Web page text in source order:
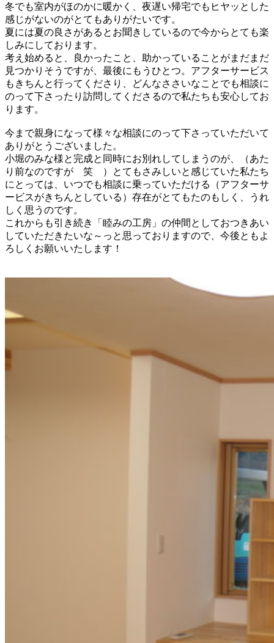
冬でも室内がほのかに暖かく、夜遅い帰宅でもヒヤッとした
感じがないのがとてもありがたいです。
夏には夏の良さがあるとお聞きしているので今からとても楽
しみにしております。
考え始めると、良かったこと、助かっていることがまだまだ
見つかりそうですが、最後にもうひとつ。アフターサービス
もきちんと行ってくださり、どんなささいなことでも相談に
のって下さったり訪問してくださるので私たちも安心してお
ります。
今まで親身になって様々な相談にのって下さっていただいて
ありがとうございました。
小堀のみな様と完成と同時にお別れしてしまうのが、（あた
り前なのですが 笑 ）とてもさみしいと感じていた私たち
にとっては、いつでも相談に乗っていただける（アフターサ
ービスがきちんとしている）存在がとてもたのもしく、うれ
しく思うのです。
これからも引き続き「睦みの工房」の仲間としておつきあい
していただきたいな～っと思っておりますので、今後ともよ
ろしくお願いいたします！